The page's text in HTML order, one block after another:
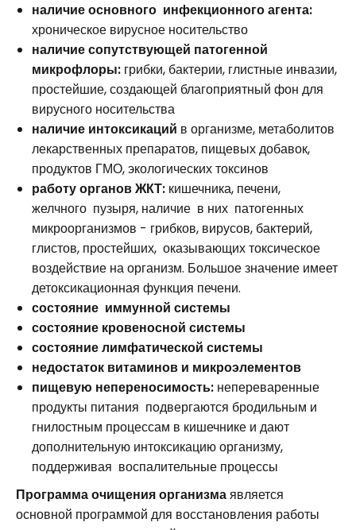
наличие основного инфекционного агента:
хроническое вирусное носительство
наличие сопутствующей патогенной
микрофлоры: грибки, бактерии, глистные инвазии,
простейшие, создающей благоприятный фон для
вирусного носительства
наличие интоксикаций в организме, метаболитов
лекарственных препаратов, пищевых добавок,
продуктов ГМО, экологических токсинов
работу органов ЖКТ: кишечника, печени,
желчного пузыря, наличие в них патогенных
микроорганизмов - грибков, вирусов, бактерий,
глистов, простейших, оказывающих токсическое
воздействие на организм. Большое значение имеет
детоксикационная функция печени.
состояние иммунной системы
состояние кровеносной системы
состояние лимфатической системы
недостаток витаминов и микроэлементов
пищевую непереносимость: непереваренные
продукты питания подвергаются бродильным и
гнилостным процессам в кишечнике и дают
дополнительную интоксикацию организму,
поддерживая воспалительные процессы
Программа очищения организмаявляется
основной программой для восстановления работы